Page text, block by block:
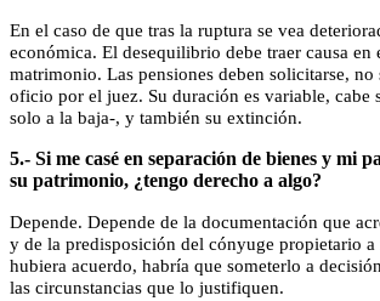
En el caso de que tras la ruptura se vea
económica. El desequilibrio debe traer causa en
matrimonio. Las pensiones deben solicitarse, no
oficio por el juez. Su duración es variable, cabe
solo a la baja-, y también su extinción.
5.- Si me casé en separación de bienes y mi
su patrimonio, ¿tengo derecho a algo?
Depende. Depende de la documentación que
y de la predisposición del cónyuge propietario a
hubiera acuerdo, habría que someterlo a
las circunstancias que lo justifiquen.